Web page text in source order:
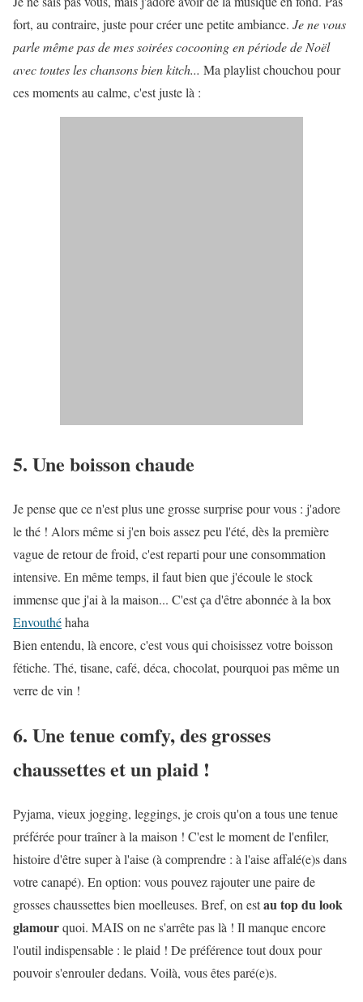
fort, au contraire, juste pour créer une petite ambiance. Je ne vous
parle même pas de mes soirées cocooning en période de Noël
avec toutes les chansons bien kitch... Ma playlist chouchou pour
ces moments au calme, c'est juste là :
5. Une boisson chaude
Je pense que ce n'est plus une grosse surprise pour vous : j'adore
le thé ! Alors même si j'en bois assez peu l'été, dès la première
vague de retour de froid, c'est reparti pour une consommation
intensive. En même temps, il faut bien que j'écoule le stock
immense que j'ai à la maison... C'est ça d'être abonnée à la box
Envouthéhaha
Bien entendu, là encore, c'est vous qui choisissez votre boisson
fétiche. Thé, tisane, café, déca, chocolat, pourquoi pas même un
verre de vin !
6. Une tenue comfy, des grosses
chaussettes et un plaid !
Pyjama, vieux jogging, leggings, je crois qu'on a tous une tenue
préférée pour traîner à la maison ! C'est le moment de l'enfiler,
histoire d'être super à l'aise (à comprendre : à l'aise affalé(e)s dans
votre canapé). En option: vous pouvez rajouter une paire de
grosses chaussettes bien moelleuses. Bref, on estau top du look
glamourquoi. MAIS on ne s'arrête pas là ! Il manque encore
l'outil indispensable : le plaid ! De préférence tout doux pour
pouvoir s'enrouler dedans. Voilà, vous êtes paré(e)s.